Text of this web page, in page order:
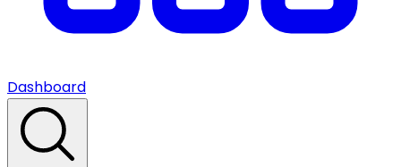
Dashboard